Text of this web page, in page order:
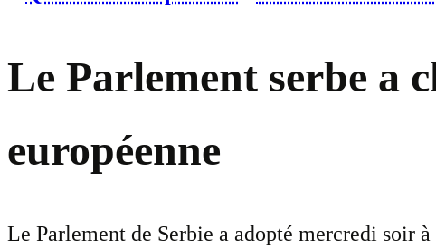
Le Parlement serbe a
européenne
Le Parlement de Serbie a adopté mercredi soir